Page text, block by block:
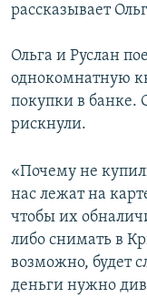
рассказывает
Ольга и Руслан
однокомнатную
покупки в банке.
рискнули.
«Почему не
нас лежат на
чтобы их
либо снимать в
возможно, будет
деньги нужно